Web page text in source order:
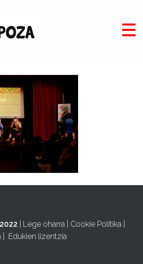
Lege oharra Cookie Politika
Edukien lizentzia